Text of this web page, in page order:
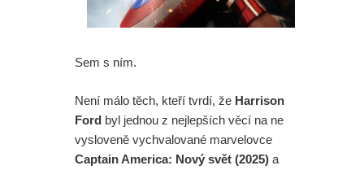
Sem s ním.
Není málo těch, kteří tvrdí, že Harrison
Ford byl jednou z nejlepších věcí na ne
vysloveně vychvalované marvelovce
Captain America: Nový svět (2025) a